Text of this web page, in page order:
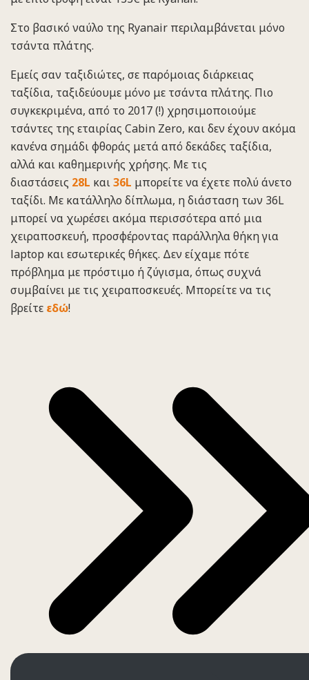
Στο βασικό ναύλο της Ryanair περιλαμβάνεται μόνο
τσάντα πλάτης.
Εμείς σαν ταξιδιώτες, σε παρόμοιας διάρκειας
ταξίδια, ταξιδεύουμε μόνο με τσάντα πλάτης. Πιο
συγκεκριμένα, από το 2017 (!) χρησιμοποιούμε
τσάντες της εταιρίας Cabin Zero, και δεν έχουν ακόμα
κανένα σημάδι φθοράς μετά από δεκάδες ταξίδια,
αλλά και καθημερινής χρήσης. Με τις
διαστάσεις 28L και36L μπορείτε να έχετε πολύ άνετο
ταξίδι. Με κατάλληλο δίπλωμα, η διάσταση των 36L
μπορεί να χωρέσει ακόμα περισσότερα από μια
χειραποσκευή, προσφέροντας παράλληλα θήκη για
laptop και εσωτερικές θήκες. Δεν είχαμε πότε
πρόβλημα με πρόστιμο ή ζύγισμα, όπως συχνά
συμβαίνει με τις χειραποσκευές. Μπορείτε να τις
βρείτε εδώ!